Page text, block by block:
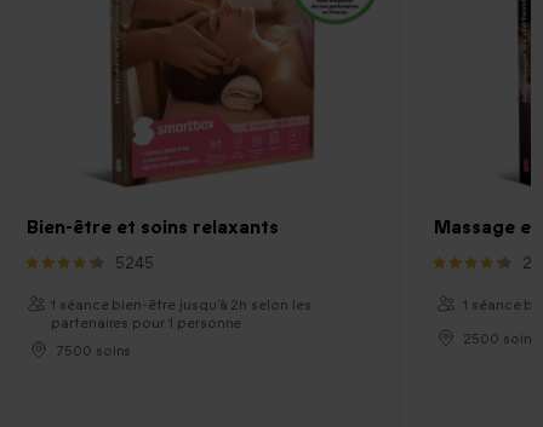
Bien-être et soins relaxants
5245
1 séance bien-être jusqu’à 2h selon les
partenaires pour 1 personne
7500 soins
Massage
1 séance
2500 soins